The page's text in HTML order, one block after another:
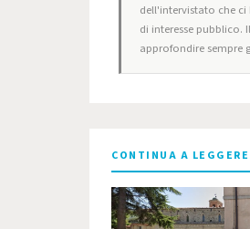
dell'intervistato che
di interesse
approfondire sempre
CONTINUA A